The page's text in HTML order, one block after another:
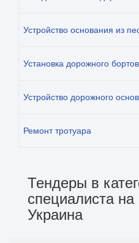
Устройство основания из
Установка дорожного
Устройство дорожного
Ремонт тротуара
Тендеры в
специалиста на
Украина